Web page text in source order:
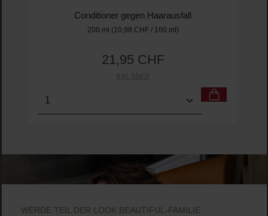
Conditioner gegen Haarausfall
200 ml (10,98 CHF / 100 ml)
Regulärer Preis:
21,95 CHF
Inkl. MwSt
Produkt Anzahl: Gib den gewünschten Wert
WERDE TEIL DER LOOK BEAUTIFUL-FAMILIE